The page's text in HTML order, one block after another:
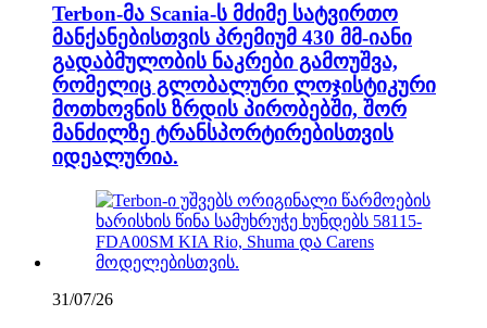
Terbon-მა Scania-ს მძიმე სატვირთო
მანქანებისთვის პრემიუმ 430 მმ-იანი
გადაბმულობის ნაკრები გამოუშვა,
რომელიც გლობალური ლოჯისტიკური
მოთხოვნის ზრდის პირობებში, შორ
მანძილზე ტრანსპორტირებისთვის
იდეალურია.
31/07/26